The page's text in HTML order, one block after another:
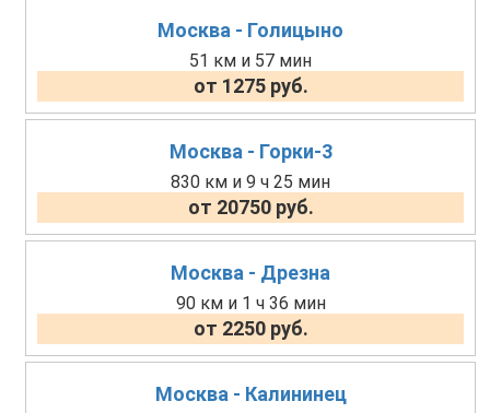
Москва - Голицыно
51 км и 57 мин
от 1275 руб.
Москва - Горки-3
830 км и 9 ч 25 мин
от 20750 руб.
Москва - Дрезна
90 км и 1 ч 36 мин
от 2250 руб.
Москва - Калининец